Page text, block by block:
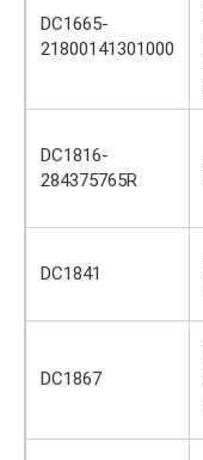
DC1665-
21800141301000
DC1816-
284375765R
DC1841
DC1867